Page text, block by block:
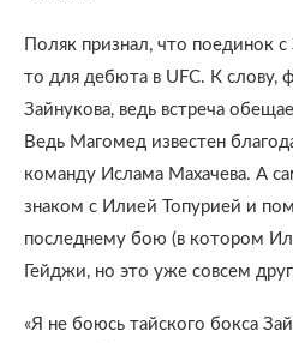
Поляк признал, что поединок
то для дебюта в UFC. К
Зайнукова, ведь встреча
Ведь Магомед известен
команду Ислама Махачева. А
знаком с Илией Топурией и
последнему бою (в котором
Гейджи, но это уже совсем
«Я не боюсь тайского бокса